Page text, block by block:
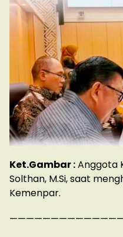
Ket.Gambar :Anggota
Solthan, M.Si, saat
Kemenpar.